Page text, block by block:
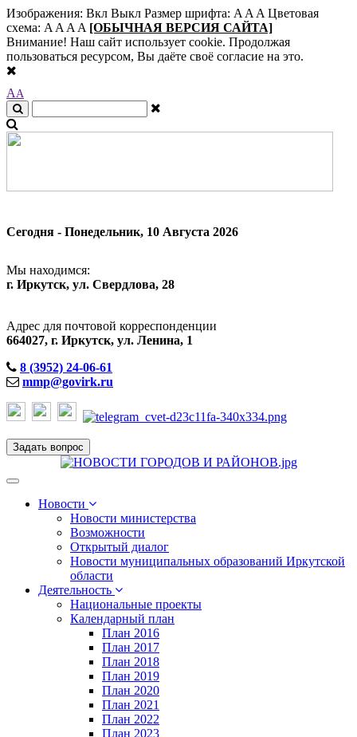
Изображения: Вкл Выкл Размер шрифта: A A A Цветовая
схема: A A A A [ОБЫЧНАЯ ВЕРСИЯ САЙТА]
Внимание! Наш сайт использует cookie. Продолжая
пользоваться ресурсом, Вы даёте своё согласие на это.
AA
Сегодня - Понедельник, 10 Августа 2026
Мы находимся:
г. Иркутск, ул. Свердлова, 28
Адрес для почтовой корреспонденции
664027, г. Иркутск, ул. Ленина, 1
8 (3952) 24-06-61
mmp@govirk.ru
Задать вопрос
Toggle
navigationНовости
Новости министерства
Возможности
Открытый диалог
Новости муниципальных образований Иркутской
области
Деятельность
Национальные проекты
Календарный план
План 2016
План 2017
План 2018
План 2019
План 2020
План 2021
План 2022
План 2023